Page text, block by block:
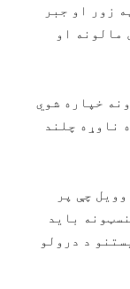
زور او جبر
مالونه او
خپاره شوي
ناوړه چلند
چې پر
باید
د درولو